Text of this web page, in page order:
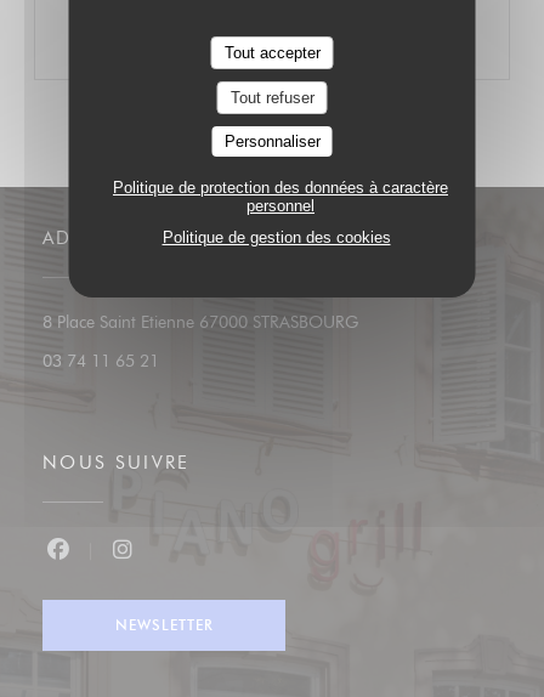
Tout accepter
Tout refuser
Personnaliser
Politique de protection des données à caractère
personnel
Politique de gestion des cookies
ADRESSE
8 Place Saint Etienne 67000 STRASBOURG((ouvre une nouvelle
03 74 11 65 21
NOUS SUIVRE
NEWSLETTER